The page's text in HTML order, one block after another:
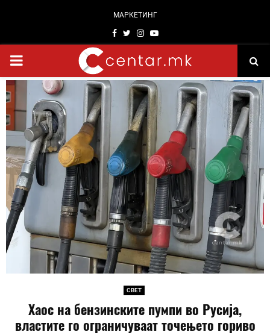
МАРКЕТИНГ
Facebook
TwitterInstagram
Youtube
PRIMARY
MENU
СВЕТ
Хаос на бензинските пумпи во Русија,
властите го ограничуваат точењето гориво